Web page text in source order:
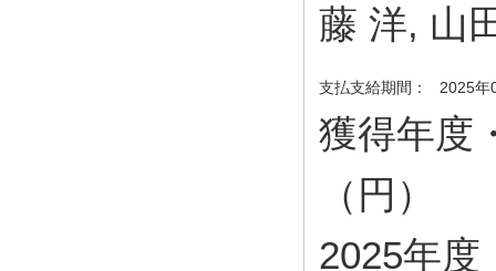
藤 洋, 山
支払支給期間： 2025年
獲得年度
（円）
2025年度